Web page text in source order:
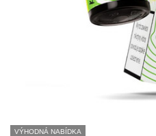
VÝHODNÁ NABÍDKA